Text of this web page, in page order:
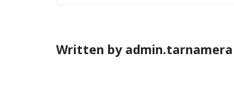
Written by admin.tarnamera